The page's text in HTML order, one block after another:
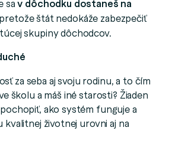
sav dôchodku dostaneš na
štát nedokáže zabezpečiť
skupiny dôchodcov.
za seba aj svoju rodinu, a to čím
školu a máš iné starosti? Žiaden
ako systém funguje a
životnej urovni aj na